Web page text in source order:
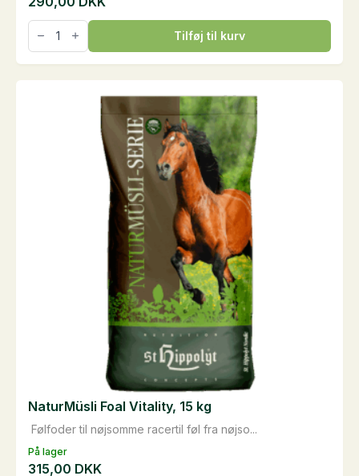
NaturMüsli
Easy
Breeder,
15
Tilføj til kurv
På lager
Følfoder til nøjsomme racertil føl fra nøjso...
NaturMüsli Foal Vitality, 15 kg
315,00 DKK